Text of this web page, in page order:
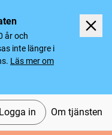
år och
inte längre i
Läs mer om
Logga in Om tjänsten